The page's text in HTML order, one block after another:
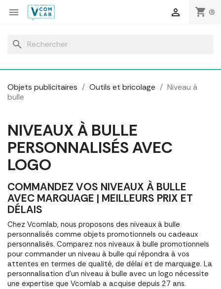
 shopping_cart (0)

search
Objets publicitaires Outils et bricolage
Niveau à
bulle
NIVEAUX À BULLE
PERSONNALISÉS AVEC
LOGO
COMMANDEZ VOS NIVEAUX À BULLE
AVEC MARQUAGE | MEILLEURS PRIX ET
DÉLAIS
Chez Vcomlab, nous proposons des niveaux à bulle
personnalisés comme objets promotionnels ou cadeaux
personnalisés. Comparez nos niveaux à bulle promotionnels
pour commander un niveau à bulle qui répondra à vos
attentes en termes de qualité, de délai et de marquage. La
personnalisation d'un niveau à bulle avec un logo nécessite
une expertise que Vcomlab a acquise depuis 27 ans.
Panneau de gestion des cookies